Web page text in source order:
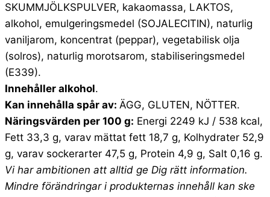
SKUMMJÖLKSPULVER, kakaomassa, LAKTOS,
alkohol, emulgeringsmedel (SOJALECITIN), naturlig
vaniljarom, koncentrat (peppar), vegetabilisk olja
(solros), naturlig morotsarom, stabiliseringsmedel
(E339).
Innehåller alkohol.
Kan innehålla spår av: ÄGG, GLUTEN, NÖTTER.
Näringsvärden per 100 g: Energi 2249 kJ / 538 kcal,
Fett 33,3 g, varav mättat fett 18,7 g, Kolhydrater 52,9
g, varav sockerarter 47,5 g, Protein 4,9 g, Salt 0,16 g.
Vi har ambitionen att alltid ge Dig rätt information.
Mindre förändringar i produkternas innehåll kan ske